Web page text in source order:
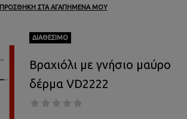
ΠΡΟΣΘΉΚΗ ΣΤΑ ΑΓΑΠΗΜΈΝΑ ΜΟΥ
ΔΙΑΘΈΣΙΜΟ
Βραχιόλι με γνήσιο μαύρο
δέρμα VD2222